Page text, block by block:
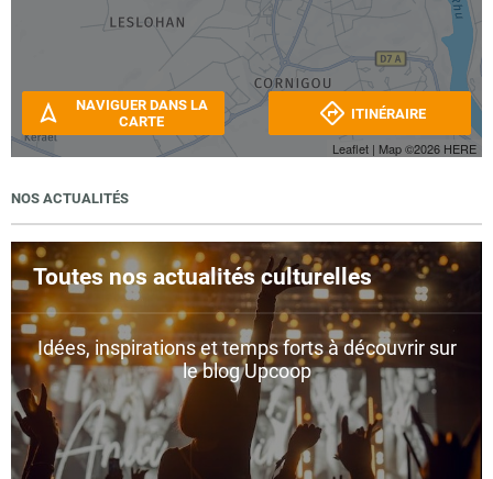
Leaflet | Map ©2026 HERE
NAVIGUER DANS LA
CARTE
ITINÉRAIRE
NOS ACTUALITÉS
Toutes nos actualités culturelles
Idées, inspirations et temps forts à découvrir sur
le blog Upcoop